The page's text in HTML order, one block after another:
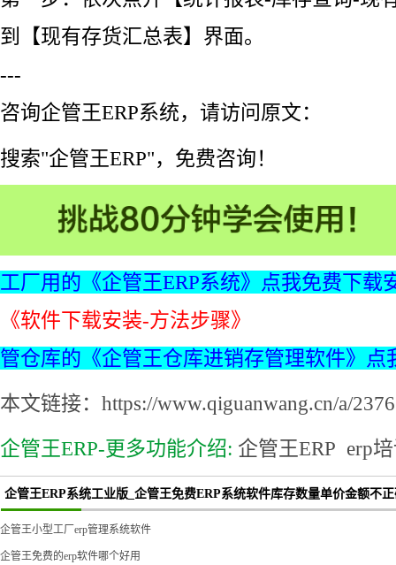
到【现有存货汇总表】界面。
---
咨询企管王ERP系统，请访问原文：
搜索"企管王ERP"，免费咨询！
工厂用的《企管王ERP系统》点我免费下载
《软件下载安装-方法步骤》
管仓库的《企管王仓库进销存管理软件》点
本文链接：https://www.qiguanwang.cn/a/
企管王ERP-更多功能介绍: 企管王ERP erp
企管王ERP系统工业版_企管王免费ERP系统软件库存数量单价金额不
企管王小型工厂erp管理系统软件
企管王免费的erp软件哪个好用